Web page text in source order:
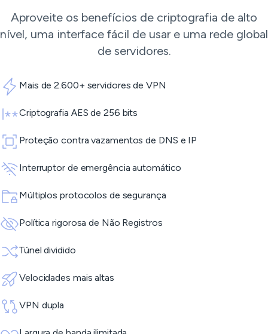
Aproveite os benefícios de criptografia de alto
nível, uma interface fácil de usar e uma rede global
de servidores.
Mais de 2.600+ servidores de VPN
Criptografia AES de 256 bits
Proteção contra vazamentos de DNS e IP
Interruptor de emergência automático
Múltiplos protocolos de segurança
Política rigorosa de Não Registros
Túnel dividido
Velocidades mais altas
VPN dupla